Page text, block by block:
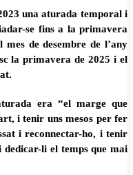
una aturada temporal i
se fins a la primavera
de desembre de l’any
la primavera de 2025 i el
era “el marge que
i tenir uns mesos per fer
i reconnectar-ho, i tenir
dedicar-li el temps que mai